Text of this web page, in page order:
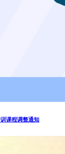
课程调整通知